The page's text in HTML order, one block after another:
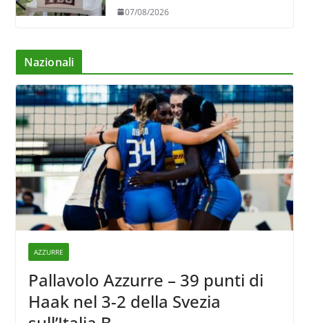
07/08/2026
Nazionali
AZZURRE
Pallavolo Azzurre – 39 punti di
Haak nel 3-2 della Svezia